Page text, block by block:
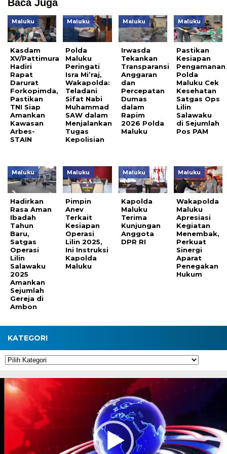
Baca Juga
Maluku
Kasdam
XV/Pattimura
Hadiri
Rapat
Darurat
Forkopimda,
Pastikan
TNI Siap
Amankan
Kawasan
Arbes-
STAIN
Maluku
Polda
Maluku
Peringati
Isra Mi’raj,
Wakapolda:
Teladani
Sifat Nabi
Muhammad
SAW dalam
Menjalankan
Tugas
Kepolisian
Maluku
Irwasda
Tekankan
Transparansi
Anggaran
dan
Percepatan
Dumas
dalam
Rapim
2026 Polda
Maluku
Maluku
Pastikan
Kesiapan
Pengamanan
Polda
Maluku Cek
Kesehatan
Satgas Ops
Lilin
Salawaku
di Sejumlah
Pos PAM
Maluku
Hadirkan
Rasa Aman
Ibadah
Tahun
Baru,
Satgas
Operasi
Lilin
Salawaku
2025
Amankan
Sejumlah
Gereja di
Ambon
Maluku
Pimpin
Anev
Terkait
Kesiapan
Operasi
Lilin 2025,
Ini Instruksi
Kapolda
Maluku
Maluku
Kapolda
Maluku
Terima
Kunjungan
Anggota
DPR RI
Maluku
Wakapolda
Maluku
Apresiasi
Kegiatan
Menembak,
Perkuat
Sinergi
Aparat
Penegakan
Hukum
KATEGORI
Kategori
Pemutar
Video